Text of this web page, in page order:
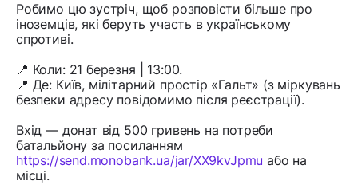
Робимо цю зустріч, щоб розповісти більше про
іноземців, які беруть участь в українському
спротиві.
📍 Коли: 21 березня | 13:00.
📍 Де: Київ, мілітарний простір «Гальт» (з міркувань
безпеки адресу повідомимо після реєстрації).
Вхід — донат від 500 гривень на потреби
батальйону за посиланням
https://send.monobank.ua/jar/XX9kvJpmu або на
місці.